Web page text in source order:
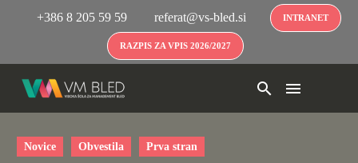
+386 8 205 59 59 referat@vs-bled.si INTRANET
RAZPIS ZA VPIS 2026/2027
Novice Obvestila Prva stran